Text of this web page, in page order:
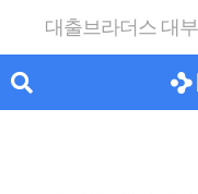
대출브라더스 대